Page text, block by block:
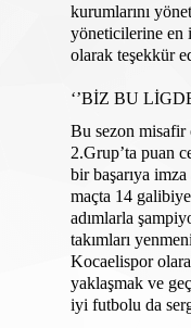
kurumlarını
yöneticilerine en
olarak teşekkür
‘’BİZ BU
Bu sezon
2.Grup’ta puan
bir başarıya imza
maçta 14
adımlarla
takımları
Kocaelispor
yaklaşmak ve
iyi futbolu da